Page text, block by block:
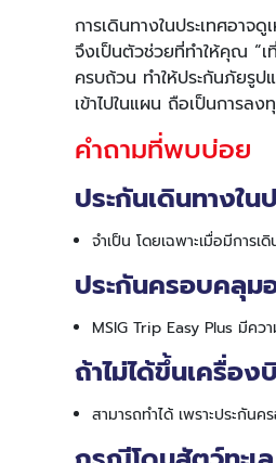
การเดินทางในประเทศอาจ
จึงเป็นตัวช่วยที่ทำให้คุณ “เ
ครบถ้วน ทำให้ประกันภัยรูป
เข้าไปในแผน ถือเป็นการล
คำถามที่พบบ่อย
ประกันเดินทางใน
จำเป็น โดยเฉพาะเมื่อมีการ
ประกันครอบคลุม
MSIG Trip Easy Plus มีคว
ถ้าไม่ได้ขึ้นเครื่อ
สามารถทำได้ เพราะประกัน